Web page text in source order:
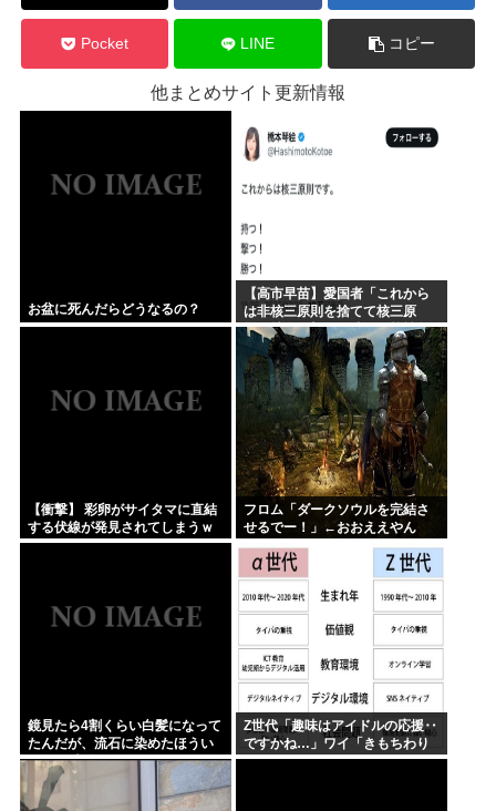
Pocket LINE コピー
他まとめサイト更新情報
お盆に死んだらどうなるの？
【高市早苗】愛国者「これから
は非核三原則を捨てて核三原
則。持つ！撃つ！勝つ！核戦争
には慣れている、試してみる
か？」
【衝撃】 彩卵がサイタマに直結
する伏線が発見されてしまうｗ
ｗｗ
フロム「ダークソウルを完結さ
せるでー！」←おおええやん
鏡見たら4割くらい白髪になって
たんだが、流石に染めたほうい
いの ？半分おじいちゃんでドン
引きしたわ
Z世代「趣味はアイドルの応援‥
ですかね…」ワイ「きもちわり
ーwww」